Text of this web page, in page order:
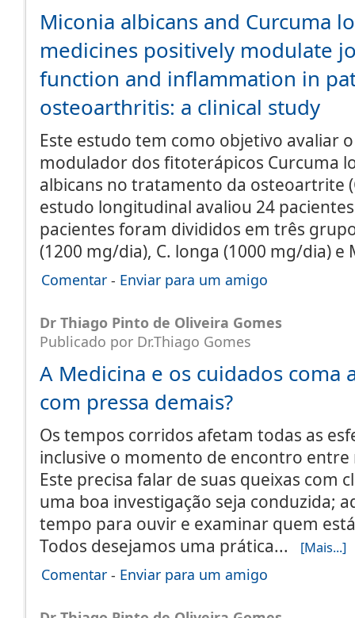
Miconia albicans and Curcuma
medicines positively modulate
function and inflammation in
osteoarthritis: a clinical study
Este estudo tem como objetivo avaliar
modulador dos fitoterápicos Curcuma
albicans no tratamento da osteoartrite
estudo longitudinal avaliou 24
pacientes foram divididos em três
(1200 mg/dia), C. longa (1000 mg/dia)
Comentar - Enviar para um amigo
Dr Thiago Pinto de Oliveira Gomes
Publicado por Dr.Thiago Gomes
A Medicina e os cuidados coma
com pressa demais?
Os tempos corridos afetam todas as
inclusive o momento de encontro entre
Este precisa falar de suas queixas com
uma boa investigação seja conduzida;
tempo para ouvir e examinar quem
Todos desejamos uma prática...
[Mais...]
Comentar - Enviar para um amigo